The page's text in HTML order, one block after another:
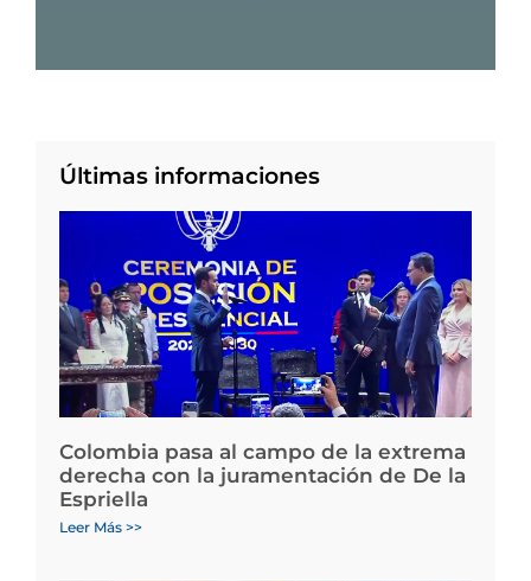
Últimas informaciones
Colombia pasa al campo de la extrema
derecha con la juramentación de De la
Espriella
Leer Más >>